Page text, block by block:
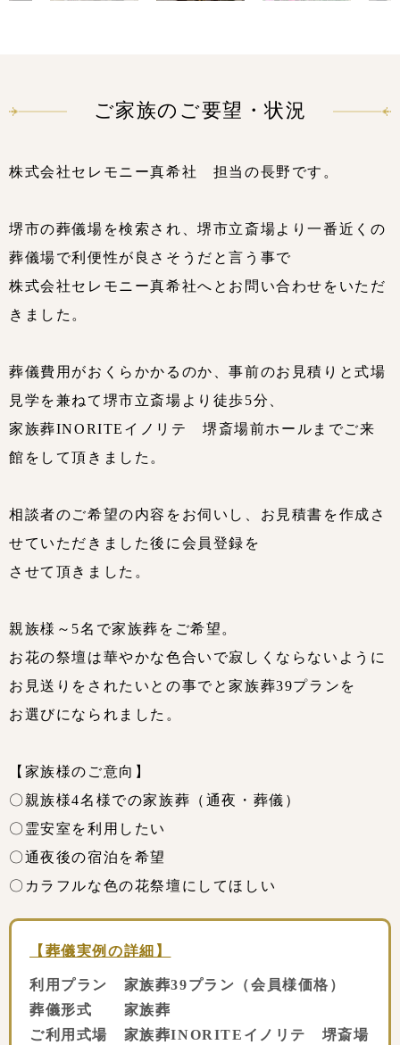
ご家族のご要望・状況
株式会社セレモニー真希社 担当の長野です。
堺市の葬儀場を検索され、堺市立斎場より一番近くの
葬儀場で利便性が良さそうだと言う事で
株式会社セレモニー真希社へとお問い合わせをいただ
きました。
葬儀費用がおくらかかるのか、事前のお見積りと式場
見学を兼ねて堺市立斎場より徒歩5分、
家族葬INORITEイノリテ 堺斎場前ホールまでご来
館をして頂きました。
相談者のご希望の内容をお伺いし、お見積書を作成さ
せていただきました後に会員登録を
させて頂きました。
親族様～5名で家族葬をご希望。
お花の祭壇は華やかな色合いで寂しくならないように
お見送りをされたいとの事でと家族葬39プランを
お選びになられました。
【家族様のご意向】
〇親族様4名様での家族葬（通夜・葬儀）
〇霊安室を利用したい
〇通夜後の宿泊を希望
〇カラフルな色の花祭壇にしてほしい
【葬儀実例の詳細】
利用プラン 家族葬39プラン（会員様価格）
葬儀形式 家族葬
ご利用式場 家族葬INORITEイノリテ 堺斎場